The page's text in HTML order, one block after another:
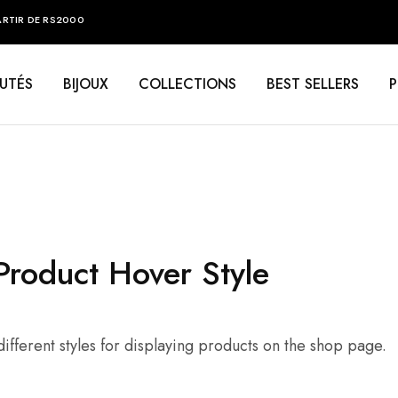
DE RS2000
BIJOUX COLLECTIONS BEST SELLERS
Hover Style
styles for displaying products on the shop page.